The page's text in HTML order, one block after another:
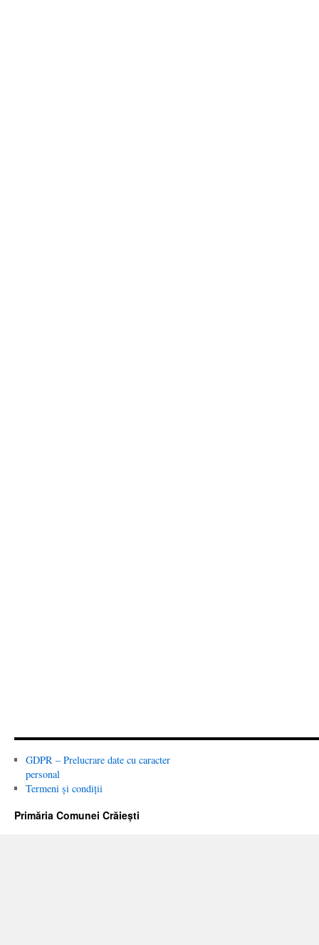
GDPR – Prelucrare date cu caracter
personal
Termeni și condiții
Primăria Comunei Crăiești